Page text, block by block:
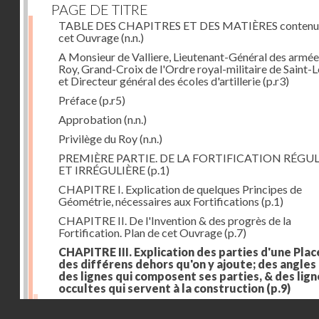
PAGE DE TITRE
TABLE DES CHAPITRES ET DES MATIÈRES
cet Ouvrage(n.n.)
A Monsieur de Valliere, Lieutenant-Général des
Roy, Grand-Croix de l'Ordre royal-militaire de Saint-
et Directeur général des écoles d'artillerie(p.r3)
Préface(p.r5)
Approbation(n.n.)
Privilège du Roy(n.n.)
PREMIÈRE PARTIE. DE LA FORTIFICATION
ET IRRÉGULIÈRE(p.1)
CHAPITRE I. Explication de quelques Principes de
Géométrie, nécessaires aux Fortifications (p.1)
CHAPITRE II. De l'Invention & des progrès de la
Fortification. Plan de cet Ouvrage(p.7)
CHAPITRE III. Explication des parties d'une
des différens dehors qu'on y ajoute; des angles
des lignes qui composent ses parties, & des
occultes qui servent à la construction (p.9)
Des lignes & des angles qui composent les parties